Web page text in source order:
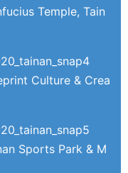
Temple, Tain
Culture & Crea
Sports Park & M